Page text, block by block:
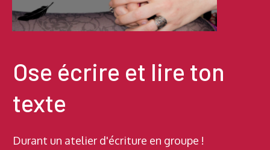
Ose écrire et lire ton
texte
Durant un atelier d'écriture en groupe !